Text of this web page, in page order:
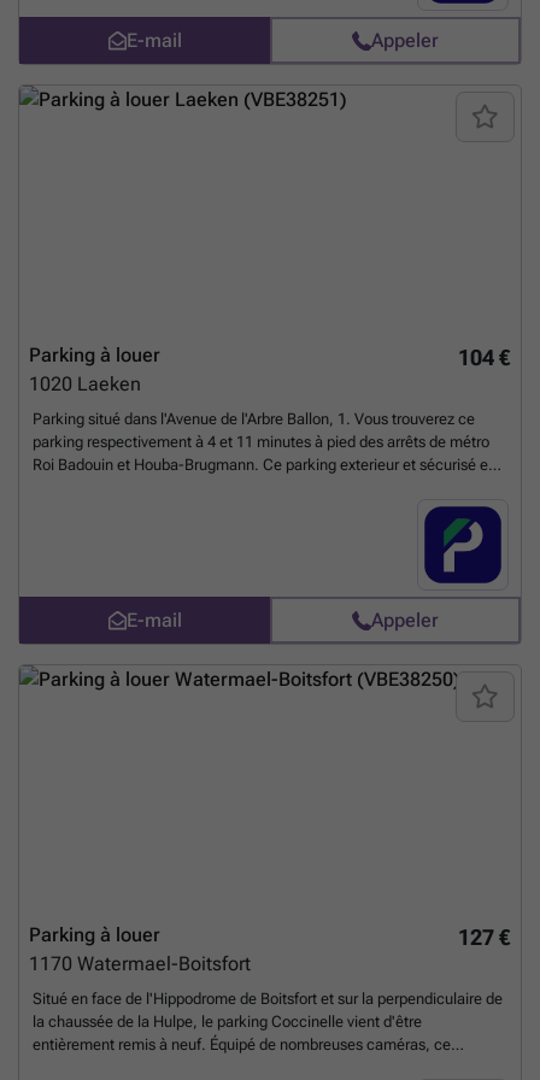
électrique ou hybride. Accès de la borne via votre carte MSP (EDI ou
autre) et tarif de la borne en vigueur # Vous pouvez réserver
directement votre parking sur le lien suivant : ### %20-
%20brussel/avenue-des-arts-53-ville-de-bruxelles-3020?
utm_source=ubiflow&utm_medium=referral&utm_campaign=parking
E-mail Appeler
104 €
Parking à louer
1020 Laeken
Parking situé dans l'Avenue de l'Arbre Ballon, 1. Vous trouverez ce
parking respectivement à 4 et 11 minutes à pied des arrêts de métro
Roi Badouin et Houba-Brugmann. Ce parking exterieur et sécurisé est
rapidement ou contactez-nous pour plus d'informations. Vous pouvez
réserver directement votre parking sur le lien suivant : ### %20-
utm_source=ubiflow&utm_medium=referral&utm_campaign=parking
_listing&utm_content=beEn savoir plus ?
E-mail Appeler
127 €
Parking à louer
1170 Watermael-Boitsfort
Situé en face de l'Hippodrome de Boitsfort et sur la perpendiculaire de
la chaussée de la Hulpe, le parking Coccinelle vient d'être
entièrement remis à neuf. Équipé de nombreuses caméras, ce